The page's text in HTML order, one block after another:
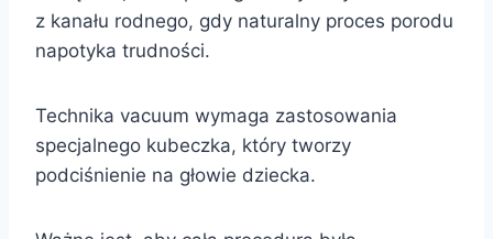
z kanału rodnego, gdy naturalny proces porodu
napotyka trudności.
Technika vacuum wymaga zastosowania
specjalnego kubeczka, który tworzy
podciśnienie na głowie dziecka.